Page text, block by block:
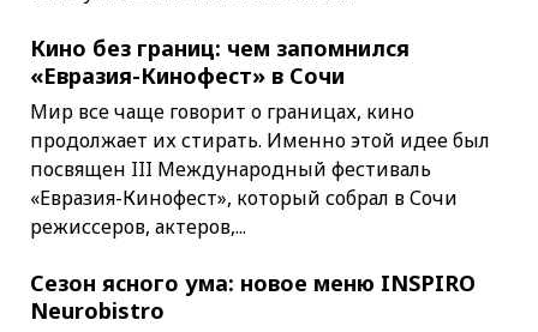
Кино без границ: чем запомнился
«Евразия-Кинофест» в Сочи
Мир все чаще говорит о границах, кино
продолжает их стирать. Именно этой идее был
посвящен III Международный фестиваль
«Евразия-Кинофест», который собрал в Сочи
режиссеров, актеров,...
Сезон ясного ума: новое меню INSPIRO
Neurobistro